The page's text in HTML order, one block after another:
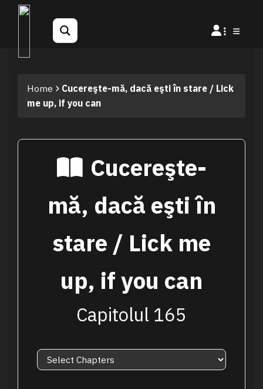
Home
Cucereşte-mă, dacă eşti în stare / Lick
me up, if you can
Cucereşte-
mă, dacă eşti în
stare / Lick me
up, if you can
Capitolul 165